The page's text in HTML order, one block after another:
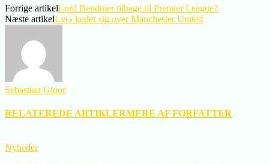
Forrige artikelLord Bendtner tilbage til Premier League?
Næste artikelLvG keder sig over Manchester United
Sebastian Gloor
RELATEREDE ARTIKLERMERE AF FORFATTER
Nyheder